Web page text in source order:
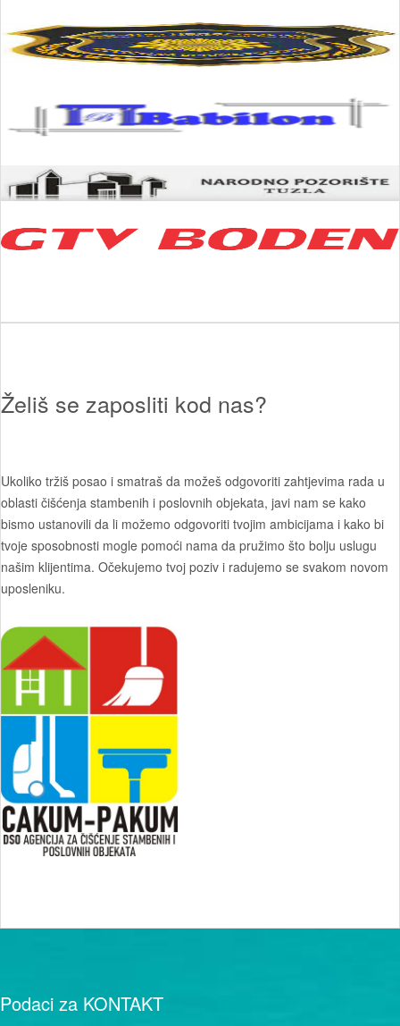
Želiš se zaposliti kod nas?
Ukoliko tržiš posao i smatraš da možeš odgovoriti zahtjevima rada u
oblasti čišćenja stambenih i poslovnih objekata, javi nam se kako
bismo ustanovili da li možemo odgovoriti tvojim ambicijama i kako bi
tvoje sposobnosti mogle pomoći nama da pružimo što bolju uslugu
našim klijentima. Očekujemo tvoj poziv i radujemo se svakom novom
uposleniku.
Podaci za KONTAKT